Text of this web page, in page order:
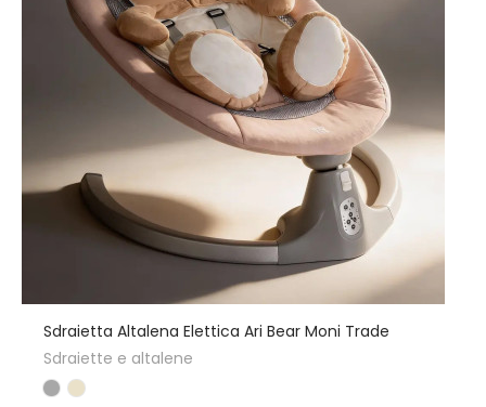
Sdraietta Altalena Elettica Ari Bear Moni Trade
Sdraiette e altalene